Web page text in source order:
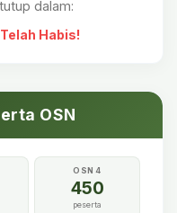
dalam:
Habis!
OSN
OSN 4
450
peserta